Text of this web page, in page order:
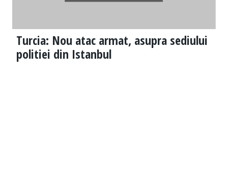
Turcia: Nou atac armat, asupra sediului
politiei din Istanbul